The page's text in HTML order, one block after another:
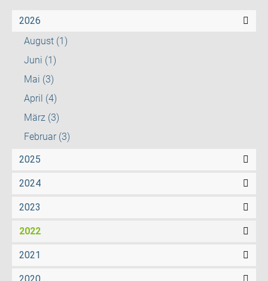
2026
August (1)
Juni (1)
Mai (3)
April (4)
März (3)
Februar (3)
2025
2024
2023
2022
2021